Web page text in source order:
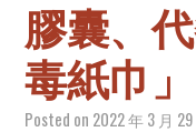
膠囊、
毒紙巾
Posted on 2022 年 3 月 29